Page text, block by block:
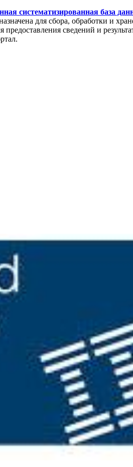
систематизированная база
для сбора, обработки и
сведений и